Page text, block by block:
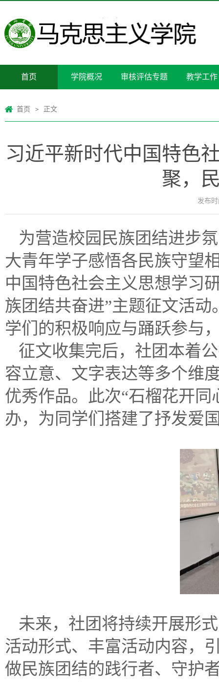
首页 学院概况 审核评估专题 教学工作
首页 > 正文
习近平新时代中国特色
聚，
发布时
为营造校园民族团结进步
大青年学子感悟各民族守望
中国特色社会主义思想学习
族团结共奋进”主题征文活
学们的积极响应与踊跃参与
征文收集完后，社团本着
容立意、文字表达等多个维
优秀作品。此次“石榴花开
办，为同学们搭建了抒发爱
未来，社团将持续开展形
活动形式、丰富活动内容，
做民族团结的践行者、守护